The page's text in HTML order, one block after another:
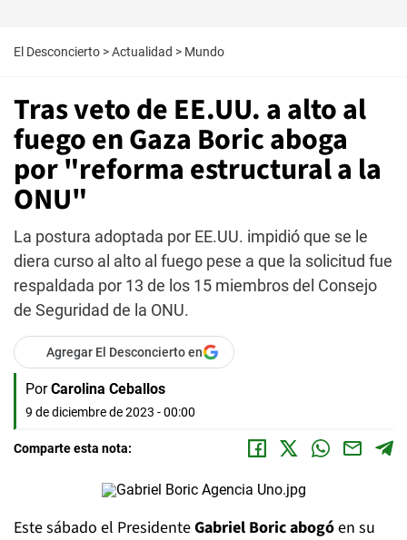
El Desconcierto >Actualidad > Mundo
Tras veto de EE.UU. a alto al
fuego en Gaza Boric aboga
por "reforma estructural a la
ONU"
La postura adoptada por EE.UU. impidió que se le
diera curso al alto al fuego pese a que la solicitud fue
respaldada por 13 de los 15 miembros del Consejo
de Seguridad de la ONU.
Agregar El Desconcierto en
Por Carolina Ceballos
9 de diciembre de 2023 - 00:00
Comparte esta nota:
Este sábado el PresidenteGabriel Boric abogóen su